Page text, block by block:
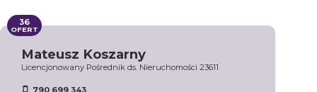
Mateusz Koszarny
Licencjonowany Pośrednik ds. Nieruchomości 23611
790 699 343
36
OFERT